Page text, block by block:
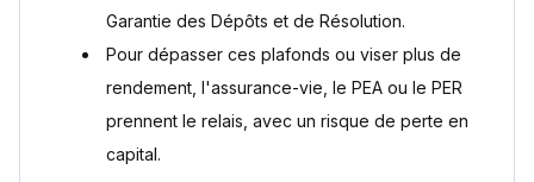
Garantie des Dépôts et de Résolution.
Pour dépasser ces plafonds ou viser plus de
rendement, l'assurance-vie, le PEA ou le PER
prennent le relais, avec un risque de perte en
capital.